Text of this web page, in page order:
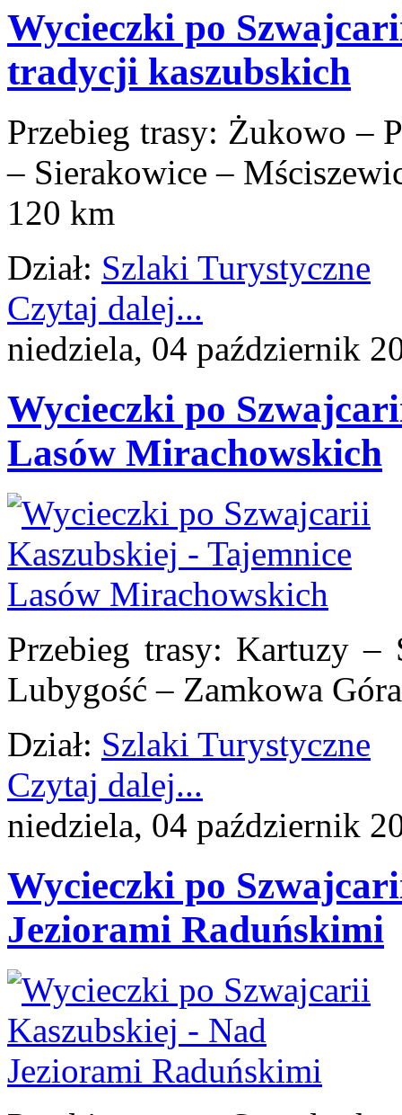
Wycieczki po
tradycji kaszubskich
Przebieg trasy: Żukowo –
– Sierakowice –
120 km
Dział: Szlaki Turystyczne
Czytaj dalej...
niedziela, 04 październik
Wycieczki po
Lasów Mirachowskich
Przebieg trasy: Kartuzy
Lubygość – Zamkowa
Dział: Szlaki Turystyczne
Czytaj dalej...
niedziela, 04 październik
Wycieczki po
Jeziorami Raduńskimi